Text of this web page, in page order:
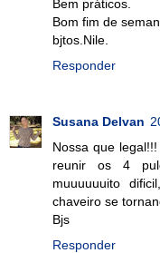
Bem práticos.
Bom fim de
bjtos.Nile.
Responder
Susana Delvan
Nossa que
reunir os 4
muuuuuuito
chaveiro se
Bjs
Responder